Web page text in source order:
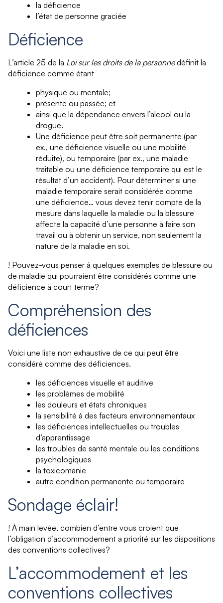
la déficience
l’état de personne graciée
Déficience
L’article 25 de la Loi sur les droits de la personnedéfinit la
déficience comme étant
physique ou mentale;
présente ou passée; et
ainsi que la dépendance envers l’alcool ou la
drogue.
Une déficience peut être soit permanente (par
ex., une déficience visuelle ou une mobilité
réduite), ou temporaire (par ex., une maladie
traitable ou une déficience temporaire qui est le
résultat d’un accident). Pour déterminer si une
maladie temporaire serait considérée comme
une déficience… vous devez tenir compte de la
mesure dans laquelle la maladie ou la blessure
affecte la capacité d’une personne à faire son
travail ou à obtenir un service, non seulement la
nature de la maladie en soi.
! Pouvez-vous penser à quelques exemples de blessure ou
de maladie qui pourraient être considérés comme une
déficience à court terme?
Compréhension des
déficiences
Voici une liste non exhaustive de ce qui peut être
considéré comme des déficiences.
les déficiences visuelle et auditive
les problèmes de mobilité
les douleurs et états chroniques
la sensibilité à des facteurs environnementaux
les déficiences intellectuelles ou troubles
d’apprentissage
les troubles de santé mentale ou les conditions
psychologiques
la toxicomanie
autre condition permanente ou temporaire
Sondage éclair!
! À main levée, combien d’entre vous croient que
l’obligation d’accommodement a priorité sur les dispositions
des conventions collectives?
L’accommodement et les
conventions collectives